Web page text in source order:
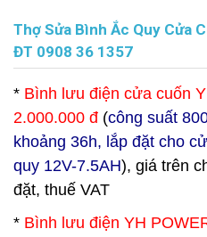
Thợ Sửa Bình Ắc Quy Cửa
ĐT 0908 36 1357
* Bình lưu điện cửa cuốn
2.000.000 đ (công suất
khoảng 36h, lắp đặt cho
quy 12V-7.5AH), giá trên
đặt, thuế VAT
* Bình lưu điện YH